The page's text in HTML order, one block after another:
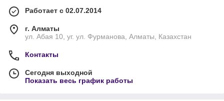
Работает с 02.07.2014
г. Алматы
ул. Абая 10, уг. ул. Фурманова, Алматы, Казахстан
Контакты
Сегодня выходной
Показать весь график работы